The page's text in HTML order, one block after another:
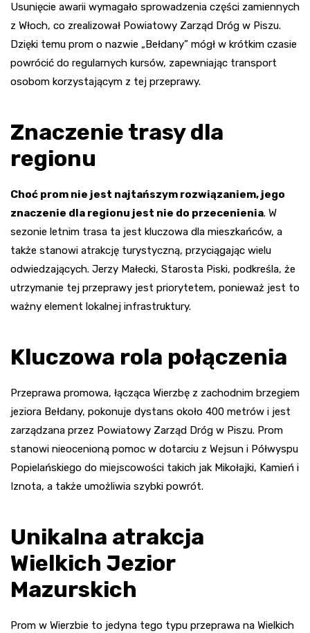
Usunięcie awarii wymagało sprowadzenia części zamiennych
z Włoch, co zrealizował Powiatowy Zarząd Dróg w Piszu.
Dzięki temu prom o nazwie „Bełdany” mógł w krótkim czasie
powrócić do regularnych kursów, zapewniając transport
osobom korzystającym z tej przeprawy.
Znaczenie trasy dla
regionu
Choć prom nie jest najtańszym rozwiązaniem, jego
znaczenie dla regionu jest nie do przecenienia. W
sezonie letnim trasa ta jest kluczowa dla mieszkańców, a
także stanowi atrakcję turystyczną, przyciągając wielu
odwiedzających. Jerzy Małecki, Starosta Piski, podkreśla, że
utrzymanie tej przeprawy jest priorytetem, ponieważ jest to
ważny element lokalnej infrastruktury.
Kluczowa rola połączenia
Przeprawa promowa, łącząca Wierzbę z zachodnim brzegiem
jeziora Bełdany, pokonuje dystans około 400 metrów i jest
zarządzana przez Powiatowy Zarząd Dróg w Piszu. Prom
stanowi nieocenioną pomoc w dotarciu z Wejsun i Półwyspu
Popielańskiego do miejscowości takich jak Mikołajki, Kamień i
Iznota, a także umożliwia szybki powrót.
Unikalna atrakcja
Wielkich Jezior
Mazurskich
Prom w Wierzbie to jedyna tego typu przeprawa na Wielkich